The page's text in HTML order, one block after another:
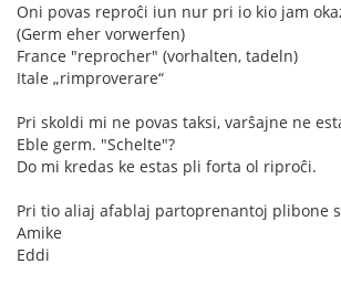
Oni povas reproĉi iun nur pri io kio jam
(Germ eher vorwerfen)
France "reprocher" (vorhalten, tadeln)
Itale „rimproverare“
Pri skoldi mi ne povas taksi, varŝajne ne
Eble germ. "Schelte"?
Do mi kredas ke estas pli forta ol riproĉi.
Pri tio aliaj afablaj partoprenantoj plibone
Amike
Eddi